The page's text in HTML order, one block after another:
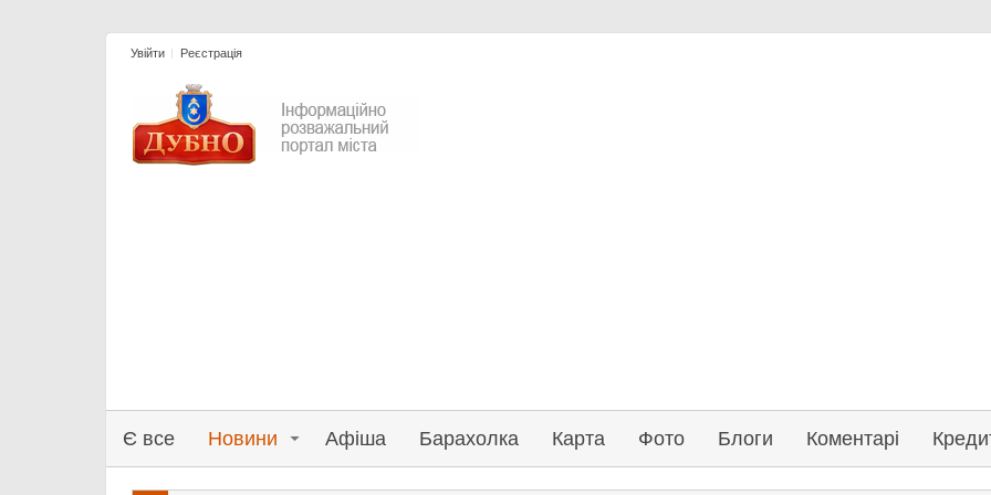
Увійти Реєстрація
Є все Новини Афіша Барахолка Карта Фото Блоги Коментарі